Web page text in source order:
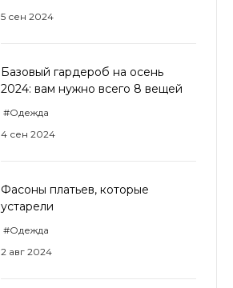
5 сен 2024
Базовый гардероб на осень
2024: вам нужно всего 8 вещей
#Одежда
4 сен 2024
Фасоны платьев, которые
устарели
#Одежда
2 авг 2024